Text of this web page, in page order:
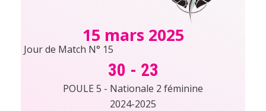
15 mars 2025
Jour de Match N° 15
30 - 23
POULE 5 - Nationale 2 féminine
2024-2025